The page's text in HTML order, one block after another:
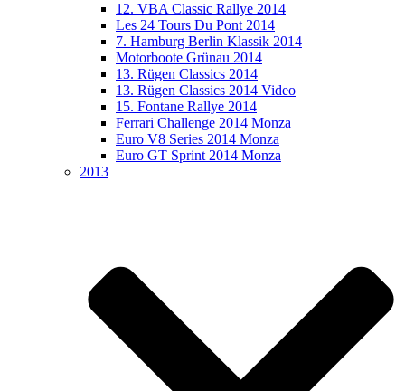
12. VBA Classic Rallye 2014
Les 24 Tours Du Pont 2014
7. Hamburg Berlin Klassik 2014
Motorboote Grünau 2014
13. Rügen Classics 2014
13. Rügen Classics 2014 Video
15. Fontane Rallye 2014
Ferrari Challenge 2014 Monza
Euro V8 Series 2014 Monza
Euro GT Sprint 2014 Monza
2013